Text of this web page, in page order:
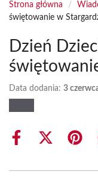
Strona główna /
świętowanie w
Dzień
Data dodania: 3
Share
Share
(Twitter)
Share